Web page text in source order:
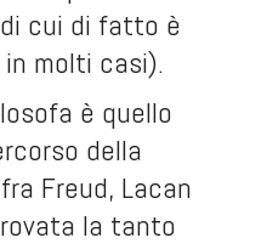
cui di fatto è
molti casi).
è quello
della
Freud, Lacan
la tanto